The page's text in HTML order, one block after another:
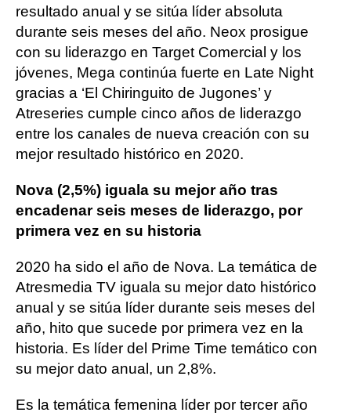
resultado anual y se sitúa líder absoluta
durante seis meses del año. Neox prosigue
con su liderazgo en Target Comercial y los
jóvenes, Mega continúa fuerte en Late Night
gracias a ‘El Chiringuito de Jugones’ y
Atreseries cumple cinco años de liderazgo
entre los canales de nueva creación con su
mejor resultado histórico en 2020.
Nova (2,5%) iguala su mejor año tras
encadenar seis meses de liderazgo, por
primera vez en su historia
2020 ha sido el año de Nova. La temática de
Atresmedia TV iguala su mejor dato histórico
anual y se sitúa líder durante seis meses del
año, hito que sucede por primera vez en la
historia. Es líder del Prime Time temático con
su mejor dato anual, un 2,8%.
Es la temática femenina líder por tercer año